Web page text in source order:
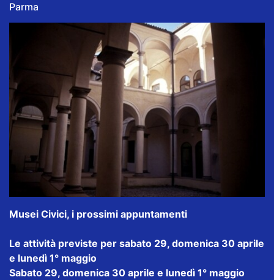
Parma
Musei Civici, i prossimi appuntamenti
Le attività previste per sabato 29, domenica 30 aprile
e lunedì 1° maggio
Sabato 29, domenica 30 aprile e lunedì 1° maggio